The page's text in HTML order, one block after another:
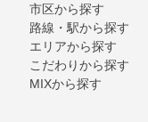
市区から探す
路線・駅から探す
エリアから探す
こだわりから探す
MIXから探す